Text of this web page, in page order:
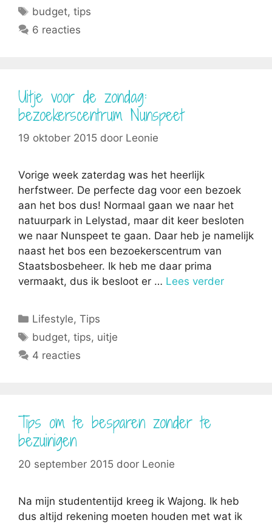
Tags
budget,tips
6 reacties
Uitje voor de zondag:
bezoekerscentrum Nunspeet
19 oktober 2015 door Leonie
Vorige week zaterdag was het heerlijk
herfstweer. De perfecte dag voor een bezoek
aan het bos dus! Normaal gaan we naar het
natuurpark in Lelystad, maar dit keer besloten
we naar Nunspeet te gaan. Daar heb je namelijk
naast het bos een bezoekerscentrum van
Staatsbosbeheer. Ik heb me daar prima
vermaakt, dus ik besloot er … Lees verder
Categorieën
Lifestyle,Tips
Tags
budget,tips, uitje
4 reacties
Tips om te besparen zonder te
bezuinigen
20 september 2015 door Leonie
Na mijn studententijd kreeg ik Wajong. Ik heb
dus altijd rekening moeten houden met wat ik